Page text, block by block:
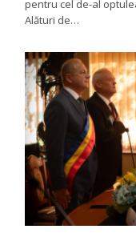
pentru cel de-al
Alături de…